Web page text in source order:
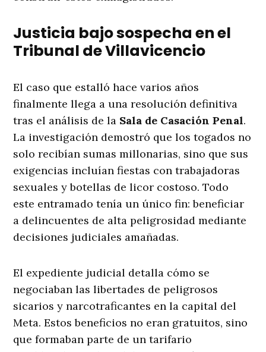
Justicia bajo sospecha en el
Tribunal de Villavicencio
El caso que estalló hace varios años
finalmente llega a una resolución definitiva
tras el análisis de la Sala de Casación Penal.
La investigación demostró que los togados no
solo recibían sumas millonarias, sino que sus
exigencias incluían fiestas con trabajadoras
sexuales y botellas de licor costoso. Todo
este entramado tenía un único fin: beneficiar
a delincuentes de alta peligrosidad mediante
decisiones judiciales amañadas.
El expediente judicial detalla cómo se
negociaban las libertades de peligrosos
sicarios y narcotraficantes en la capital del
Meta. Estos beneficios no eran gratuitos, sino
que formaban parte de un tarifario